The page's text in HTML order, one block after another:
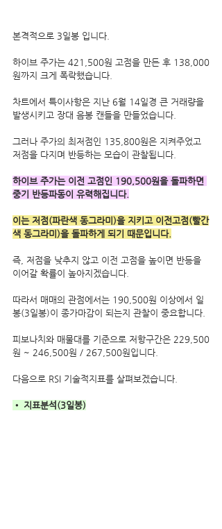
본격적으로 3일봉 입니다.
하이브 주가는 421,500원 고점을 만든 후 138,000
원까지 크게 폭락했습니다.
차트에서 특이사항은 지난 6월 14일경 큰 거래량을
발생시키고 장대 음봉 캔들을 만들었습니다.
그러나 주가의 최저점인 135,800원은 지켜주었고
저점을 다지며 반등하는 모습이 관찰됩니다.
하이브 주가는 이전 고점인 190,500원을 돌파하면
중기 반등파동이 유력해집니다.
이는 저점(파란색 동그라미)을 지키고 이전고점(빨간
색 동그라미)을 돌파하게 되기 때문입니다.
즉, 저점을 낮추지 않고 이전 고점을 높이면 반등을
이어갈 확률이 높아지겠습니다.
따라서 매매의 관점에서는 190,500원 이상에서 일
봉(3일봉)이 종가마감이 되는지 관찰이 중요합니다.
피보나치와 매물대를 기준으로 저항구간은 229,500
원 ~ 246,500원 / 267,500원입니다.
다음으로 RSI 기술적지표를 살펴보겠습니다.
• 지표분석(3일봉)